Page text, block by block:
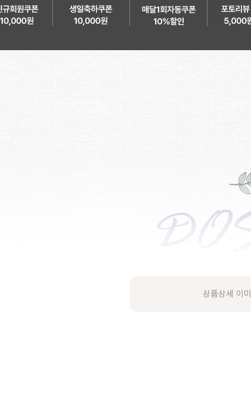
상품상세 이